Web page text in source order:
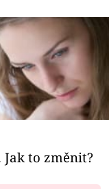
Jak to změnit?